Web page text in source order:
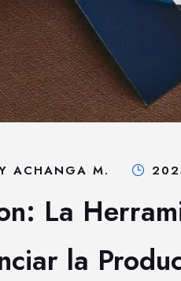
ACHANGA M.
La
la